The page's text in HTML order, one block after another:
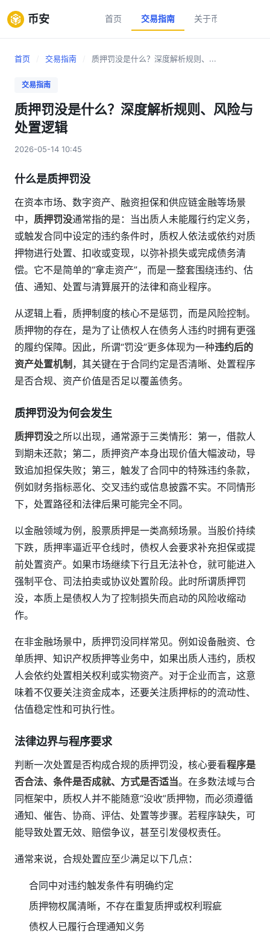
币安 首页 交易指南 关于币安
首页 交易指南 质押罚没是什么？深度解析规则、...
交易指南
质押罚没是什么？深度解析规则、风险与
处置逻辑
2026-05-14 10:45
什么是质押罚没
在资本市场、数字资产、融资担保和供应链金融等场景
中， 质押罚没通常指的是：当出质人未能履行约定义务，
或触发合同中设定的违约条件时，质权人依法或依约对质
押物进行处置、扣收或变现，以弥补损失或完成债务清
偿。它不是简单的“拿走资产”，而是一整套围绕违约、估
值、通知、处置与清算展开的法律和商业程序。
从逻辑上看，质押制度的核心不是惩罚，而是风险控制。
质押物的存在，是为了让债权人在债务人违约时拥有更强
的履约保障。因此，所谓“罚没”更多体现为一种违约后的
资产处置机制 ，其关键在于合同约定是否清晰、处置程序
是否合规、资产价值是否足以覆盖债务。
质押罚没为何会发生
质押罚没之所以出现，通常源于三类情形：第一，借款人
到期未还款；第二，质押资产本身出现价值大幅波动，导
致追加担保失败；第三，触发了合同中的特殊违约条款，
例如财务指标恶化、交叉违约或信息披露不实。不同情形
下，处置路径和法律后果可能完全不同。
以金融领域为例，股票质押是一类高频场景。当股价持续
下跌，质押率逼近平仓线时，债权人会要求补充担保或提
前处置资产。如果市场继续下行且无法补仓，就可能进入
强制平仓、司法拍卖或协议处置阶段。此时所谓质押罚
没，本质上是债权人为了控制损失而启动的风险收缩动
作。
在非金融场景中，质押罚没同样常见。例如设备融资、仓
单质押、知识产权质押等业务中，如果出质人违约，质权
人会依约处置相关权利或实物资产。对于企业而言，这意
味着不仅要关注资金成本，还要关注质押标的的流动性、
估值稳定性和可执行性。
法律边界与程序要求
判断一次处置是否构成合规的质押罚没，核心要看程序是
否合法、条件是否成就、方式是否适当。在多数法域与合
同框架中，质权人并不能随意“没收”质押物，而必须遵循
通知、催告、协商、评估、处置等步骤。若程序缺失，可
能导致处置无效、赔偿争议，甚至引发侵权责任。
通常来说，合规处置应至少满足以下几点：
合同中对违约触发条件有明确约定
质押物权属清晰，不存在重复质押或权利瑕疵
债权人已履行合理通知义务